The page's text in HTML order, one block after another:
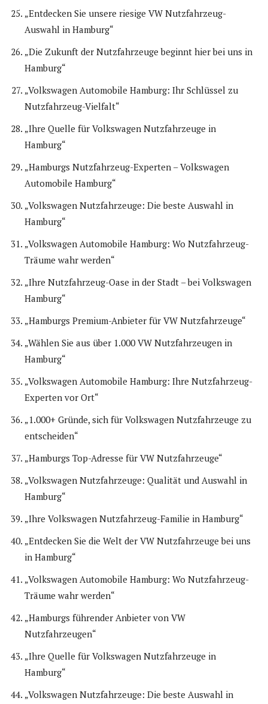
„Entdecken Sie unsere riesige VW Nutzfahrzeug-
Auswahl in Hamburg“
„Die Zukunft der Nutzfahrzeuge beginnt hier bei uns in
Hamburg“
„Volkswagen Automobile Hamburg: Ihr Schlüssel zu
Nutzfahrzeug-Vielfalt“
„Ihre Quelle für Volkswagen Nutzfahrzeuge in
Hamburg“
„Hamburgs Nutzfahrzeug-Experten – Volkswagen
Automobile Hamburg“
„Volkswagen Nutzfahrzeuge: Die beste Auswahl in
Hamburg“
„Volkswagen Automobile Hamburg: Wo Nutzfahrzeug-
Träume wahr werden“
„Ihre Nutzfahrzeug-Oase in der Stadt – bei Volkswagen
Hamburg“
„Hamburgs Premium-Anbieter für VW Nutzfahrzeuge“
„Wählen Sie aus über 1.000 VW Nutzfahrzeugen in
Hamburg“
„Volkswagen Automobile Hamburg: Ihre Nutzfahrzeug-
Experten vor Ort“
„1.000+ Gründe, sich für Volkswagen Nutzfahrzeuge zu
entscheiden“
„Hamburgs Top-Adresse für VW Nutzfahrzeuge“
„Volkswagen Nutzfahrzeuge: Qualität und Auswahl in
Hamburg“
„Ihre Volkswagen Nutzfahrzeug-Familie in Hamburg“
„Entdecken Sie die Welt der VW Nutzfahrzeuge bei uns
in Hamburg“
„Volkswagen Automobile Hamburg: Wo Nutzfahrzeug-
Träume wahr werden“
„Hamburgs führender Anbieter von VW
Nutzfahrzeugen“
„Ihre Quelle für Volkswagen Nutzfahrzeuge in
Hamburg“
„Volkswagen Nutzfahrzeuge: Die beste Auswahl in